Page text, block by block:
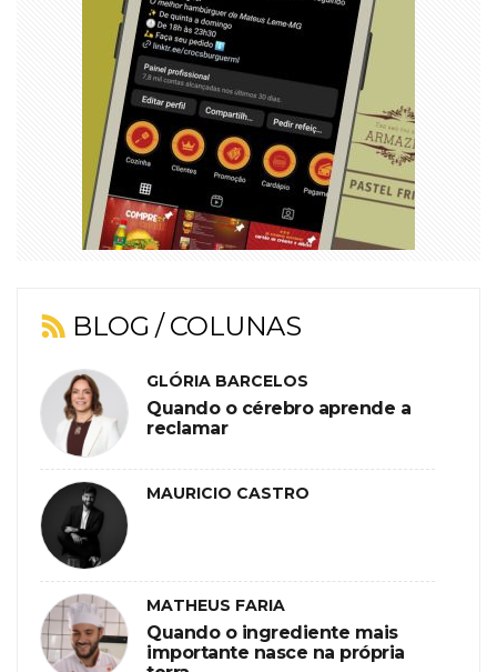
BLOG / COLUNAS
GLÓRIA BARCELOS
Quando o cérebro aprende a
reclamar
MAURICIO CASTRO
MATHEUS FARIA
Quando o ingrediente mais
importante nasce na própria